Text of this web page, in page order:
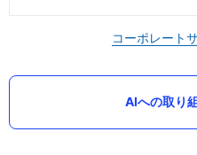
コーポレート
AIへの取り